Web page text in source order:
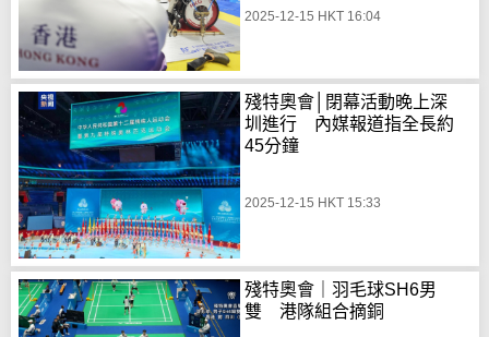
2025-12-15 HKT 16:04
殘特奧會│閉幕活動晚上深
圳進行 內媒報道指全長約
45分鐘
2025-12-15 HKT 15:33
殘特奧會｜羽毛球SH6男
雙 港隊組合摘銅